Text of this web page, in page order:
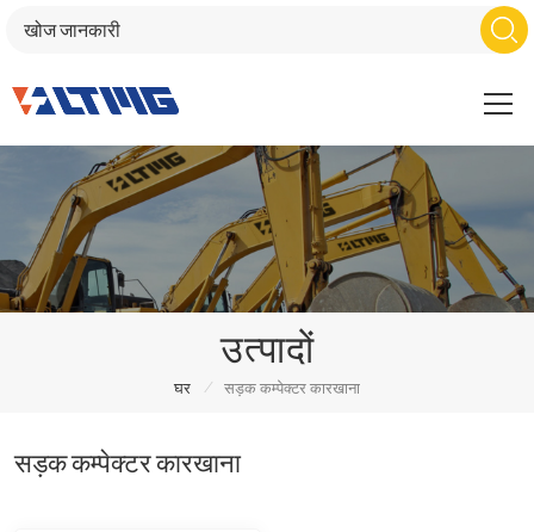
उत्पादों
घर / सड़क कम्पेक्टर कारखाना
सड़क कम्पेक्टर कारखाना